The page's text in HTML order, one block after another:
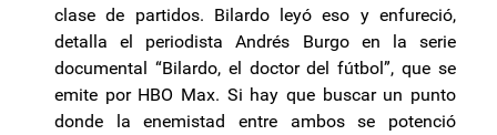
clase de partidos. Bilardo leyó eso y enfureció,
detalla el periodista Andrés Burgo en la serie
documental “Bilardo, el doctor del fútbol”, que se
emite por HBO Max. Si hay que buscar un punto
donde la enemistad entre ambos se potenció